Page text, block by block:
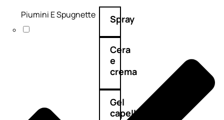
Spray
Cera
e
crema
Gel
capelli
Piumini E Spugnette